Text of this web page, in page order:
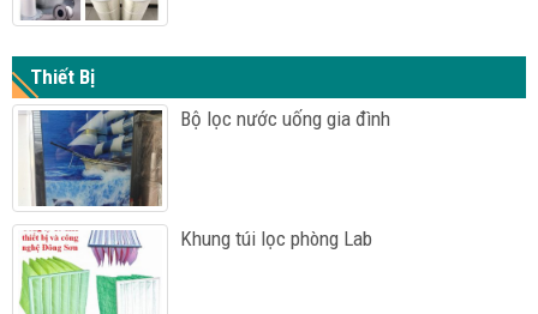
Thiết Bị
Bộ lọc nước uống gia đình
Khung túi lọc phòng Lab